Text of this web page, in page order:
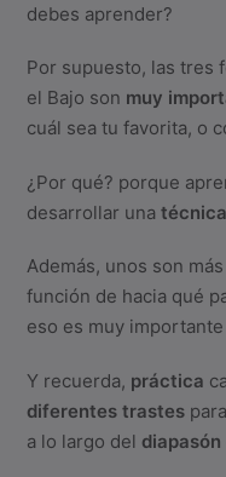
debes aprender?
Por supuesto, las tres
el Bajo son muy
cuál sea tu favorita, o
¿Por qué? porque
desarrollar una
Además, unos son
función de hacia qué
eso es muy
Y recuerda, práctica
diferentes trastes
a lo largo del